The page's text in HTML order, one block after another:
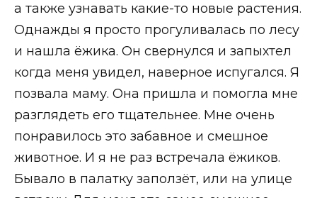
а также узнавать какие-то новые растения.
Однажды я просто прогуливалась по лесу
и нашла ёжика. Он свернулся и запыхтел
когда меня увидел, наверное испугался. Я
позвала маму. Она пришла и помогла мне
разглядеть его тщательнее. Мне очень
понравилось это забавное и смешное
животное. И я не раз встречала ёжиков.
Бывало в палатку заползёт, или на улице